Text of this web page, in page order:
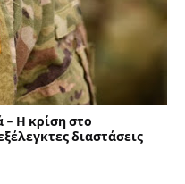
– Η κρίση στο
διαστάσεις